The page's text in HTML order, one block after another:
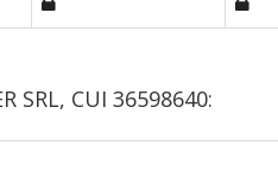
CUI 36598640: